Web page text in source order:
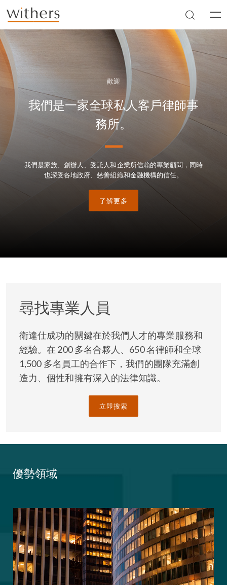
Skip to main content
歡迎
我們是一家全球私人客戶律師事
務所。
我們是家族、創辦人、受託人和企業所信賴的專業顧問，同時
也深受各地政府、慈善組織和金融機構的信任。
了解更多
尋找專業人員
衛達仕成功的關鍵在於我們人才的專業服務和
經驗。在 200 多名合夥人、650 名律師和全球
1,500 多名員工的合作下，我們的團隊充滿創
造力、個性和擁有深入的法律知識。
立即搜索
優勢領域